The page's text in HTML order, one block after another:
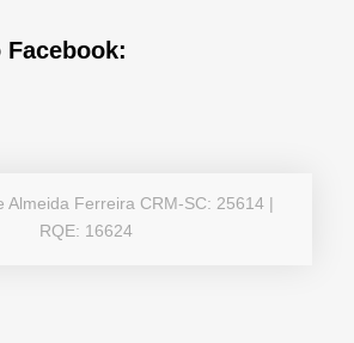
Almeida Ferreira CRM-SC: 25614 |
RQE: 16624